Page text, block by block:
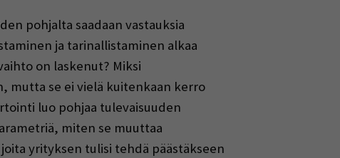
pohjalta saadaan vastauksia
ja tarinallistaminen alkaa
on laskenut? Miksi
mutta se ei vielä kuitenkaan kerro
luo pohjaa tulevaisuuden
miten se muuttaa
yrityksen tulisi tehdä päästäkseen